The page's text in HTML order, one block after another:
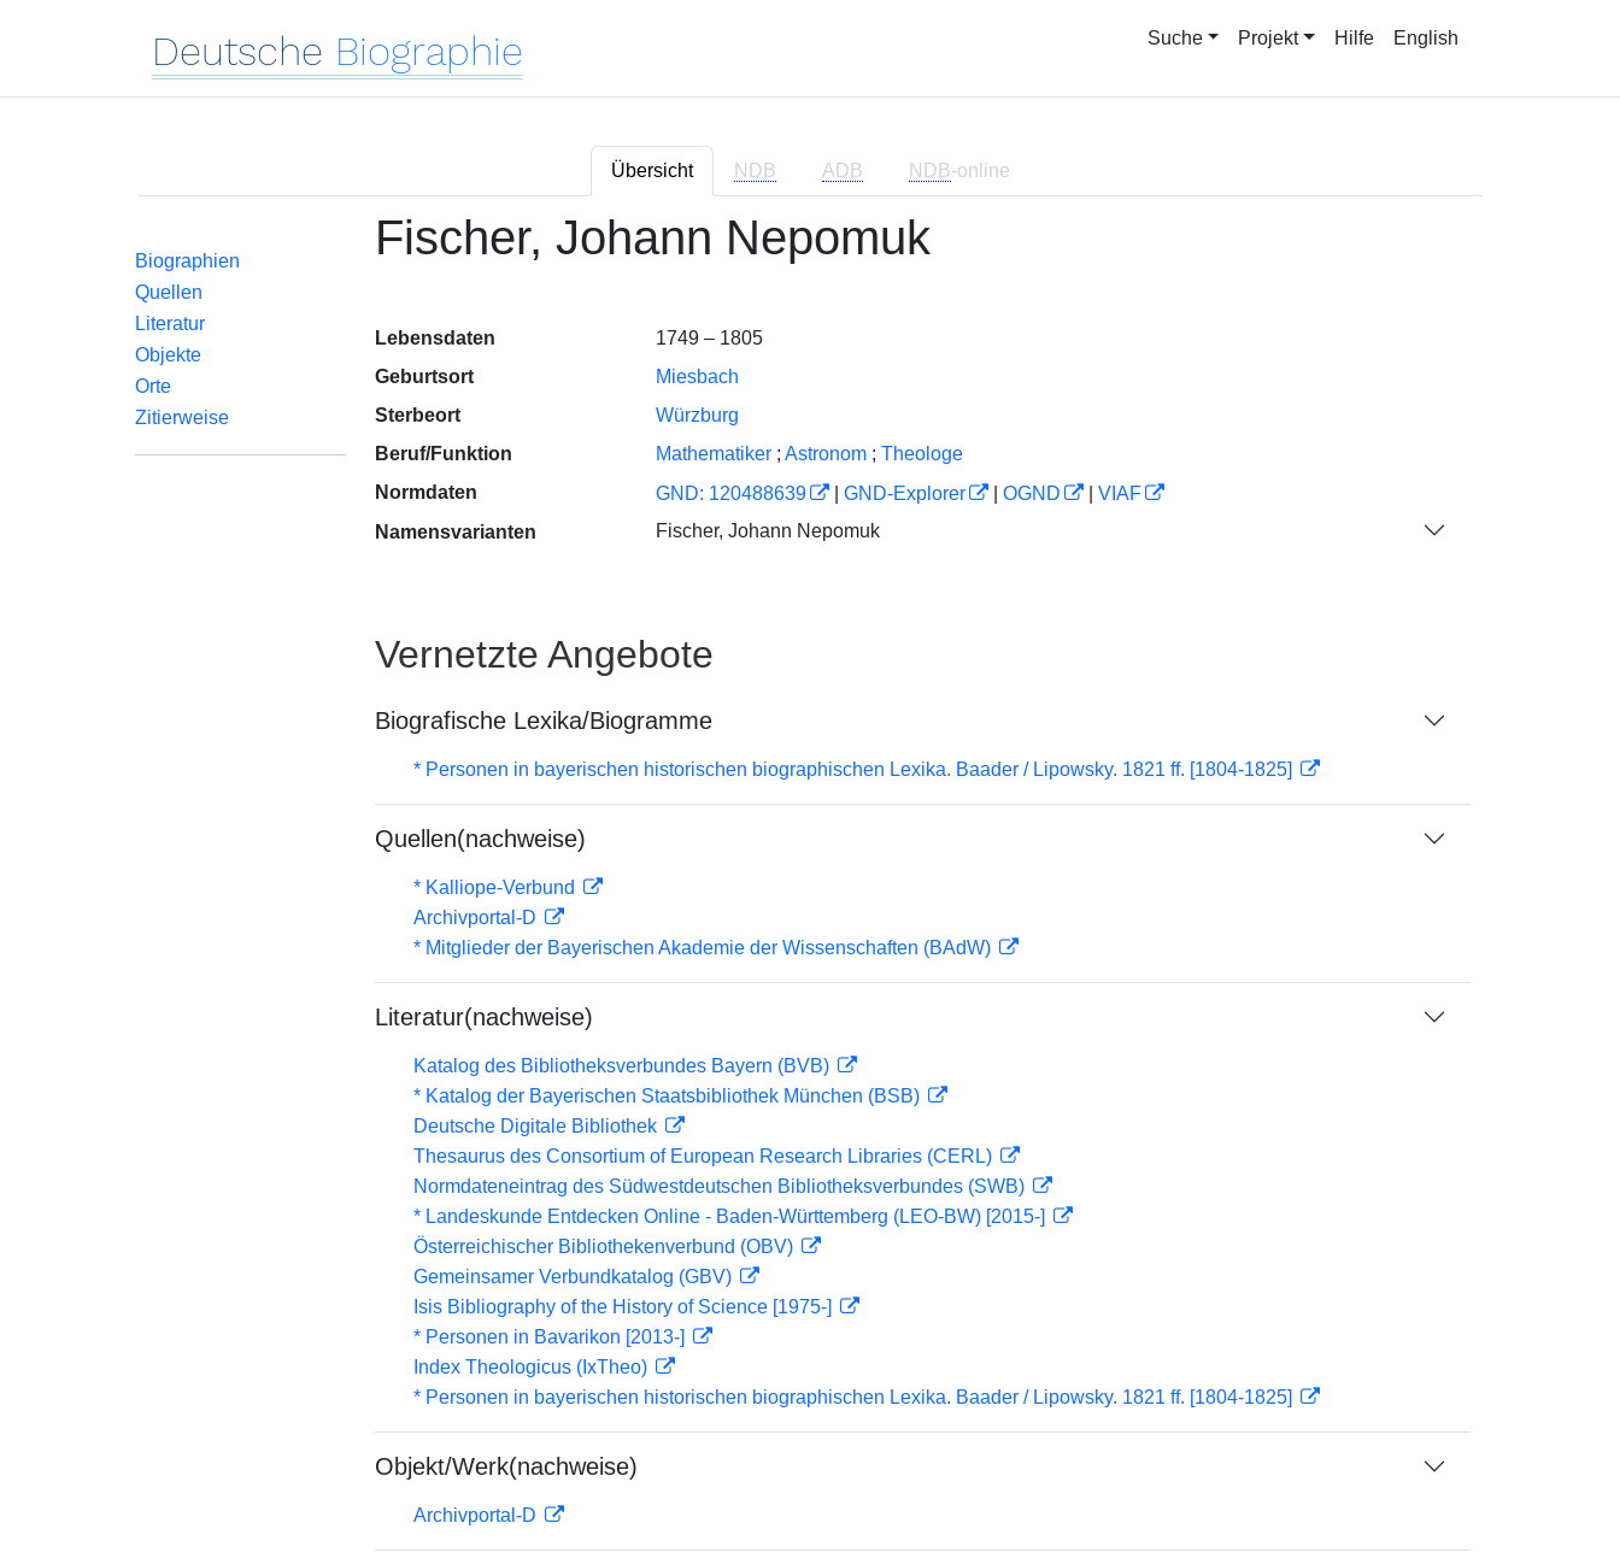
Deutsche Biographie Suche Projekt Hilfe English
Übersicht NDB ADB NDB-online
Biographien
Quellen
Literatur
Objekte
Orte
Zitierweise
Fischer, Johann Nepomuk
Lebensdaten
1749 – 1805
Geburtsort
Miesbach
Sterbeort
Würzburg
Beruf/Funktion
Mathematiker ; Astronom ; Theologe
Normdaten
GND: 120488639 GND-Explorer OGND
VIAF
Namensvarianten
Fischer, Johann Nepomuk
Vernetzte Angebote
Biografische Lexika/Biogramme
* Personen in bayerischen historischen biographischen Lexika. Baader / Lipowsky. 1821 ff. [1804-1825]
Quellen(nachweise)
* Kalliope-Verbund
Archivportal-D
* Mitglieder der Bayerischen Akademie der Wissenschaften (BAdW)
Literatur(nachweise)
Katalog des Bibliotheksverbundes Bayern (BVB)
* Katalog der Bayerischen Staatsbibliothek München (BSB)
Deutsche Digitale Bibliothek
Thesaurus des Consortium of European Research Libraries (CERL)
Normdateneintrag des Südwestdeutschen Bibliotheksverbundes (SWB)
* Landeskunde Entdecken Online - Baden-Württemberg (LEO-BW) [2015-]
Österreichischer Bibliothekenverbund (OBV)
Gemeinsamer Verbundkatalog (GBV)
Isis Bibliography of the History of Science [1975-]
* Personen in Bavarikon [2013-]
Index Theologicus (IxTheo)
* Personen in bayerischen historischen biographischen Lexika. Baader / Lipowsky. 1821 ff. [1804-1825]
Objekt/Werk(nachweise)
Archivportal-D